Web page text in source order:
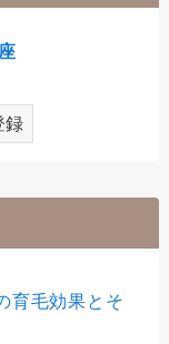
育毛効果とそ